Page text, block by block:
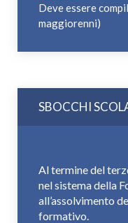
Deve essere
maggiorenni)
SBOCCHI
Al termine del
nel sistema della
all’assolvimento
formativo.